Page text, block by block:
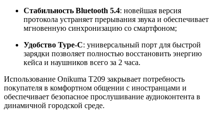
Стабильность Bluetooth 5.4: новейшая версия
протокола устраняет прерывания звука и обеспечивает
мгновенную синхронизацию со смартфоном;
Удобство Type-C: универсальный порт для быстрой
зарядки позволяет полностью восстановить энергию
кейса и наушников всего за 2 часа.
Использование Onikuma T209 закрывает потребность
покупателя в комфортном общении с иностранцами и
обеспечивает безопасное прослушивание аудиоконтента в
динамичной городской среде.